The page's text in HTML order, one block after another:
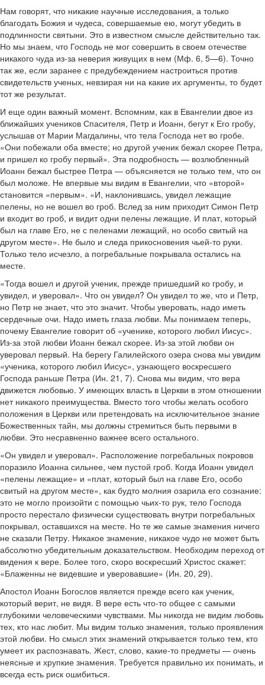
Нам говорят, что никакие научные исследования, а только
благодать Божия и чудеса, совершаемые ею, могут убедить в
подлинности святыни. Это в известном смысле действительно так.
Но мы знаем, что Господь не мог совершить в своем отечестве
никакого чуда из-за неверия живущих в нем (Мф. 6, 5—6). Точно
так же, если заранее с предубеждением настроиться против
свидетельств ученых, невзирая ни на какие их аргументы, то будет
тот же результат.
И еще один важный момент. Вспомним, как в Евангелии двое из
ближайших учеников Спасителя, Петр и Иоанн, бегут к Его гробу,
услышав от Марии Магдалины, что тела Господа нет во гробе.
«Они побежали оба вместе; но другой ученик бежал скорее Петра,
и пришел ко гробу первый». Эта подробность — возлюбленный
Иоанн бежал быстрее Петра — объясняется не только тем, что он
был моложе. Не впервые мы видим в Евангелии, что «второй»
становится «первым». «И, наклонившись, увидел лежащие
пелены, но не вошел во гроб. Вслед за ним приходит Симон Петр
и входит во гроб, и видит одни пелены лежащие. И плат, который
был на главе Его, не с пеленами лежащий, но особо свитый на
другом месте». Не было и следа прикосновения чьей-то руки.
Только тело исчезло, а погребальные покрывала остались на
месте.
«Тогда вошел и другой ученик, прежде пришедший ко гробу, и
увидел, и уверовал». Что он увидел? Он увидел то же, что и Петр,
но Петр не знает, что это значит. Чтобы уверовать, надо иметь
сердечные очи. Надо иметь глаза любви. Мы понимаем теперь,
почему Евангелие говорит об «ученике, которого любил Иисус».
Из-за этой любви Иоанн бежал скорее. Из-за этой любви он
уверовал первый. На берегу Галилейского озера снова мы увидим
«ученика, которого любил Иисус», узнающего воскресшего
Господа раньше Петра (Ин. 21, 7). Снова мы видим, что вера
движется любовью. У имеющих власть в Церкви в этом отношении
нет никакого преимущества. Вместо того чтобы желать особого
положения в Церкви или претендовать на исключительное знание
Божественных тайн, мы должны стремиться быть первыми в
любви. Это несравненно важнее всего остального.
«Он увидел и уверовал». Расположение погребальных покровов
поразило Иоанна сильнее, чем пустой гроб. Когда Иоанн увидел
«пелены лежащие» и «плат, который был на главе Его, особо
свитый на другом месте», как будто молния озарила его сознание:
это не могло произойти с помощью чьих-то рук, тело Господа
просто перестало физически существовать внутри погребальных
покрывал, оставшихся на месте. Но те же самые знамения ничего
не сказали Петру. Никакое знамение, никакое чудо не может быть
абсолютно убедительным доказательством. Необходим переход от
видения к вере. Более того, скоро воскресший Христос скажет:
«Блаженны не видевшие и уверовавшие» (Ин. 20, 29).
Апостол Иоанн Богослов является прежде всего как ученик,
который верит, не видя. В вере есть что-то общее с самыми
глубокими человеческими чувствами. Мы никогда не видим любовь
тех, кто нас любит. Мы видим только знамения, только проявления
этой любви. Но смысл этих знамений открывается только тем, кто
умеет их распознавать. Жест, слово, какие-то предметы — очень
неясные и хрупкие знамения. Требуется правильно их понимать, и
всегда есть риск ошибиться.